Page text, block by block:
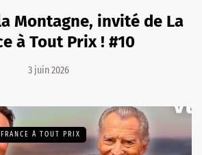
Montagne, invité de La
à Tout Prix ! #10
3 juin 2026
À TOUT PRIX